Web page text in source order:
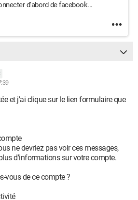
d'abord de facebook...
et j'ai clique sur le lien formulaire que
ne devriez pas voir ces messages,
d'informations sur votre compte.
vous de ce compte ?